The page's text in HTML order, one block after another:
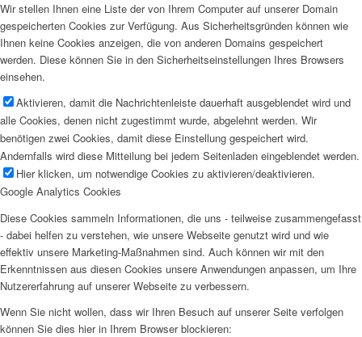
Wir stellen Ihnen eine Liste der von Ihrem Computer auf unserer Domain
gespeicherten Cookies zur Verfügung. Aus Sicherheitsgründen können wie
Ihnen keine Cookies anzeigen, die von anderen Domains gespeichert
werden. Diese können Sie in den Sicherheitseinstellungen Ihres Browsers
einsehen.
Aktivieren, damit die Nachrichtenleiste dauerhaft ausgeblendet wird und
alle Cookies, denen nicht zugestimmt wurde, abgelehnt werden. Wir
benötigen zwei Cookies, damit diese Einstellung gespeichert wird.
Andernfalls wird diese Mitteilung bei jedem Seitenladen eingeblendet werden.
Hier klicken, um notwendige Cookies zu aktivieren/deaktivieren.
Google Analytics Cookies
Diese Cookies sammeln Informationen, die uns - teilweise zusammengefasst
- dabei helfen zu verstehen, wie unsere Webseite genutzt wird und wie
effektiv unsere Marketing-Maßnahmen sind. Auch können wir mit den
Erkenntnissen aus diesen Cookies unsere Anwendungen anpassen, um Ihre
Nutzererfahrung auf unserer Webseite zu verbessern.
Wenn Sie nicht wollen, dass wir Ihren Besuch auf unserer Seite verfolgen
können Sie dies hier in Ihrem Browser blockieren: